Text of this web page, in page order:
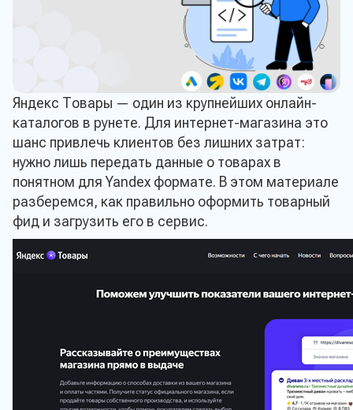
Яндекс Товары — один из крупнейших онлайн-
каталогов в рунете. Для интернет-магазина это
шанс привлечь клиентов без лишних затрат:
нужно лишь передать данные о товарах в
понятном для Yandex формате. В этом материале
разберемся, как правильно оформить товарный
фид и загрузить его в сервис.